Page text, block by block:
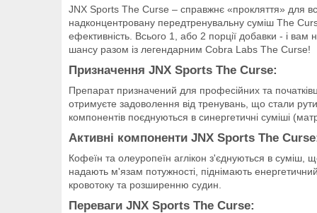
JNX Sports The Curse – справжнє «прокляття» для
надконцентровану передтренувальну суміш The
ефективність. Всього 1, або 2 порції добавки - і
шансу разом із легендарним Cobra Labs The Curse!
Призначення JNX Sports The Curse:
Препарат призначений для професійних та
отримуєте задоволення від тренувань, що стали
компонентів поєднуються в синергетичні суміші
Активні компоненти JNX Sports The
Кофеїн та олеуропеїн аглікон з'єднуються в суміш,
надають м'язам потужності, піднімають
кровотоку та розширенню судин.
Переваги JNX Sports The Curse: